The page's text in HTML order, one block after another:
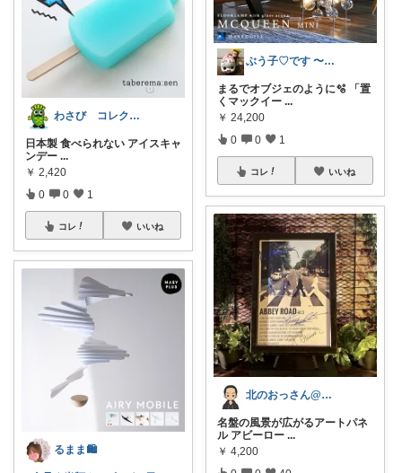
わさび コレクションもご利用ください
日本製 食べられない アイスキャ
ンデー ...
￥ 2,420
0 0 1
コレ いいね
るまま🛍️
ぶう子♡です 〜感謝です〜
まるでオブジェのように🫧 「置
くマックイー ...
￥ 24,200
0 0 1
コレ いいね
北のおっさん@ガジェット好き
名盤の風景が広がるアートパネ
ル アビーロー ...
￥ 4,200